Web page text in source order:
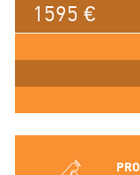
1595 €